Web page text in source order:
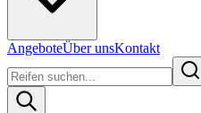
AngeboteÜber unsKontakt